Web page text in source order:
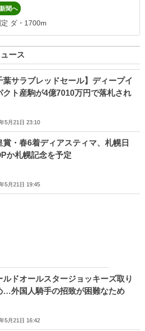
聞へ
ダ・1700m
ース
葉サラブレッドセール】ディープイ
クト産駒が4億7010万円で落札され
5月21日 23:10
賞・春6着ディアスティマ、札幌日
か札幌記念を予定
5月21日 19:45
ルドオールスタージョッキーズ取り
…外国人騎手の招致が困難なため
5月21日 16:42